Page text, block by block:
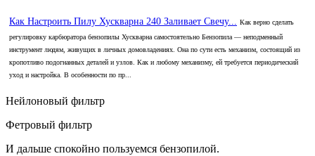
Как Настроить Пилу Хускварна 240 Заливает Свечу... Как верно сделать
регулировку карбюратора бензопилы Хускварна самостоятельно Бензопила — неподменный
инструмент людям, живущих в личных домовладениях. Она по сути есть механизм, состоящий из
кропотливо подогнанных деталей и узлов. Как и любому механизму, ей требуется периодический
уход и настройка. В особенности по пр...
Нейлоновый фильтр
Фетровый фильтр
И дальше спокойно пользуемся бензопилой.